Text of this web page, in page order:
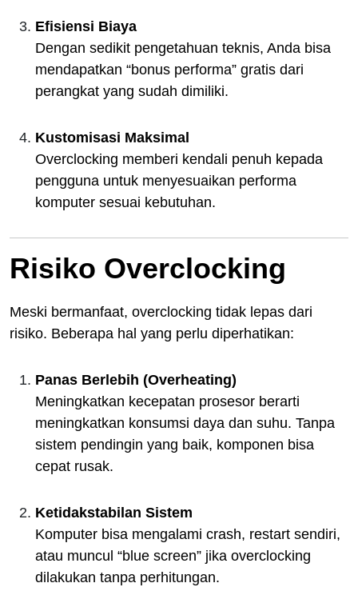
Efisiensi Biaya
Dengan sedikit pengetahuan teknis, Anda bisa
mendapatkan “bonus performa” gratis dari
perangkat yang sudah dimiliki.
Kustomisasi Maksimal
Overclocking memberi kendali penuh kepada
pengguna untuk menyesuaikan performa
komputer sesuai kebutuhan.
Risiko Overclocking
Meski bermanfaat, overclocking tidak lepas dari
risiko. Beberapa hal yang perlu diperhatikan:
Panas Berlebih (Overheating)
Meningkatkan kecepatan prosesor berarti
meningkatkan konsumsi daya dan suhu. Tanpa
sistem pendingin yang baik, komponen bisa
cepat rusak.
Ketidakstabilan Sistem
Komputer bisa mengalami crash, restart sendiri,
atau muncul “blue screen” jika overclocking
dilakukan tanpa perhitungan.